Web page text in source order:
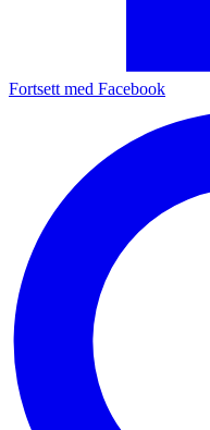
Fortsett med Facebook